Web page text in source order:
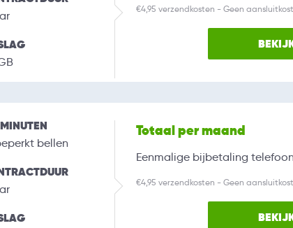
€4,95 verzendkosten - Geen
bellen
Totaal per maand
Eenmalige bijbetaling
€4,95 verzendkosten - Geen